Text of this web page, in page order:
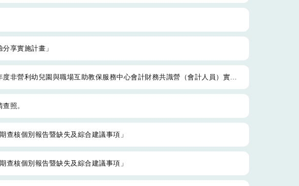
享實施計畫」
利幼兒園與職場互助教保服務中心會計財務共識營（會計人員）實施計畫」
照。
查核個別報告暨缺失及綜合建議事項」
查核個別報告暨缺失及綜合建議事項」